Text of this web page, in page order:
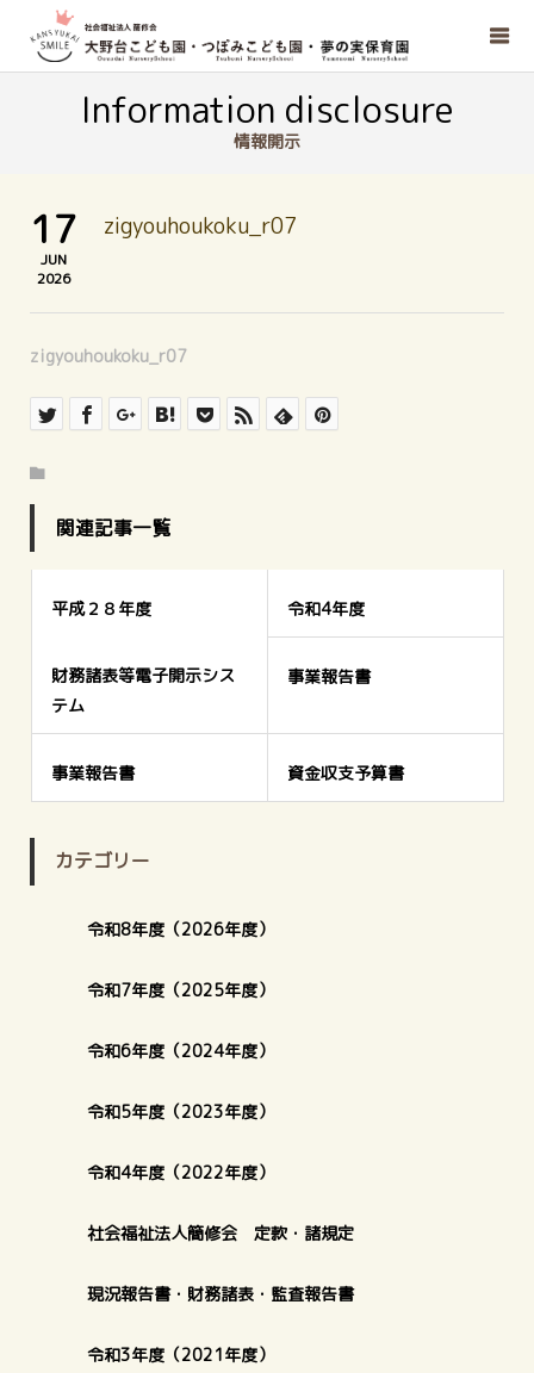
Information disclosure
情報開示
17
JUN
2026
zigyouhoukoku_r07
zigyouhoukoku_r07
関連記事一覧
平成２８年度 令和4年度
財務諸表等電子開示シス
テム
事業報告書
事業報告書 資金収支予算書
カテゴリー
令和8年度（2026年度）
令和7年度（2025年度）
令和6年度（2024年度）
令和5年度（2023年度）
令和4年度（2022年度）
社会福祉法人簡修会 定款・諸規定
現況報告書・財務諸表・監査報告書
令和3年度（2021年度）